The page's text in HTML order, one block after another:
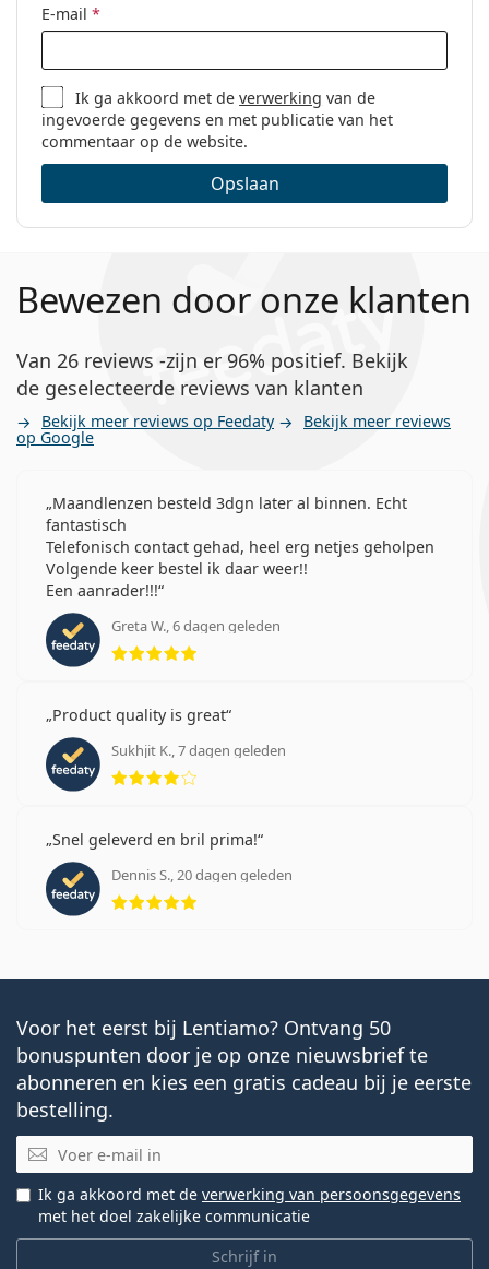
E-mail *
Ik ga akkoord met deverwerking van de
ingevoerde gegevens en met publicatie van het
commentaar op de website.
Opslaan
Bewezen door onze klanten
Van 26 reviews -zijn er 96% positief. Bekijk
de geselecteerde reviews van klanten
Bekijk meer reviews op Feedaty Bekijk meer reviews
op Google
Maandlenzen besteld 3dgn later al binnen. Echt
fantastisch
Telefonisch contact gehad, heel erg netjes geholpen
Volgende keer bestel ik daar weer!!
Een aanrader!!!
Greta W., 6 dagen geleden
Beoordeling 5 van 5
Product quality is great
Sukhjit K., 7 dagen geleden
Beoordeling 4 van 5
Snel geleverd en bril prima!
Dennis S., 20 dagen geleden
Beoordeling 5 van 5
Voor het eerst bij Lentiamo? Ontvang 50
bonuspunten door je op onze nieuwsbrief te
abonneren en kies een gratis cadeau bij je eerste
bestelling.
E-mail
Schrijf in
Ik ga akkoord met de verwerking van persoonsgegevens
met het doel zakelijke communicatie